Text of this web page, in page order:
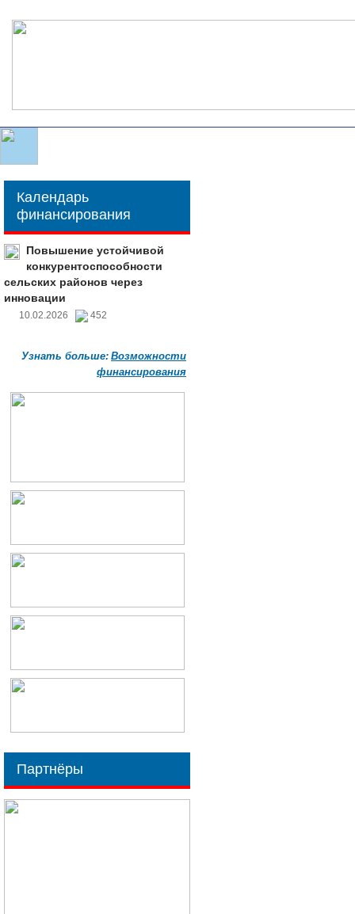
Календарь
финансирования
Повышение устойчивой
конкурентоспособности
сельских районов через
инновации
10.02.2026 452
Узнать больше: Возможности
финансирования
Партнёры